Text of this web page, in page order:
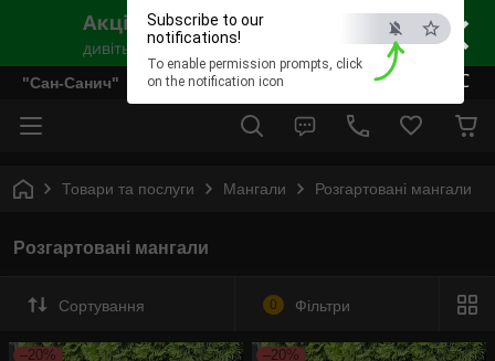
×
ESC
Subscribe to our
notifications!
To enable permission prompts, click
on the notification icon
"Сан-Санич"
Товари та послуги Мангали Розгартовані мангали
Розгартовані мангали
Сортування 0 Фільтри
–20% –20%